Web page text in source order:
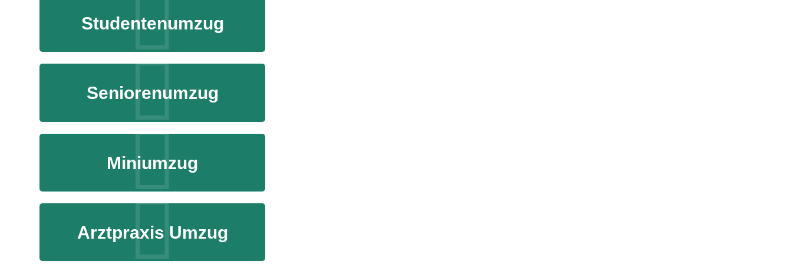
Studentenumzug
Seniorenumzug
Miniumzug
Arztpraxis Umzug